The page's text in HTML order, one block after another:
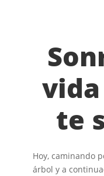
te
Hoy, caminando
árbol y a